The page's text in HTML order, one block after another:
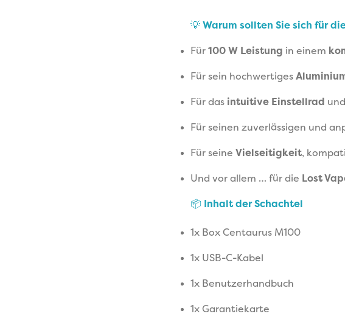
💡Warum sollten Sie sich für
Für100 W Leistung in einem
Für sein hochwertiges
Für das intuitive Einstellrad
Für seinen zuverlässigen und
Für seine Vielseitigkeit,
Und vor allem … für die Lost
📦 Inhalt der Schachtel
1x Box Centaurus M100
1x USB-C-Kabel
1x Benutzerhandbuch
1x Garantiekarte